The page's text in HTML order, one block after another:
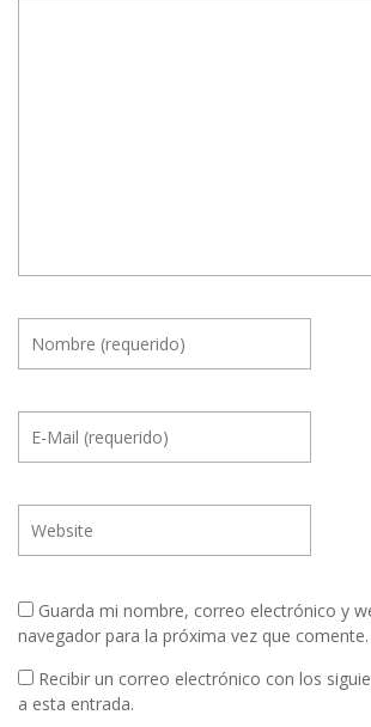
Guarda mi nombre, correo electrónico y
navegador para la próxima vez que comente.
Recibir un correo electrónico con los
a esta entrada.